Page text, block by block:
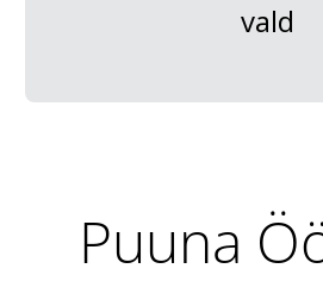
vald
Puuna